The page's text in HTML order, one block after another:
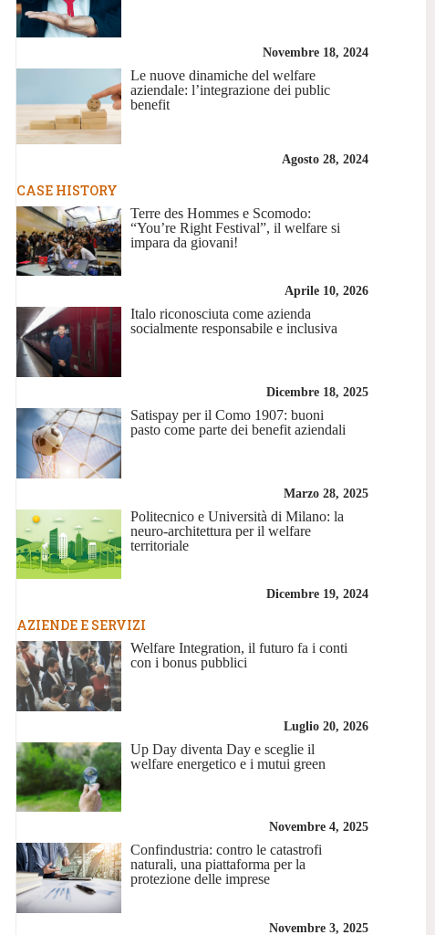
Novembre 18, 2024
Le nuove dinamiche del welfare
aziendale: l’integrazione dei public
benefit
Agosto 28, 2024
CASE HISTORY
Terre des Hommes e Scomodo:
“You’re Right Festival”, il welfare si
impara da giovani!
Aprile 10, 2026
Italo riconosciuta come azienda
socialmente responsabile e inclusiva
Dicembre 18, 2025
Satispay per il Como 1907: buoni
pasto come parte dei benefit aziendali
Marzo 28, 2025
Politecnico e Università di Milano: la
neuro-architettura per il welfare
territoriale
Dicembre 19, 2024
AZIENDE E SERVIZI
Welfare Integration, il futuro fa i conti
con i bonus pubblici
Luglio 20, 2026
Up Day diventa Day e sceglie il
welfare energetico e i mutui green
Novembre 4, 2025
Confindustria: contro le catastrofi
naturali, una piattaforma per la
protezione delle imprese
Novembre 3, 2025